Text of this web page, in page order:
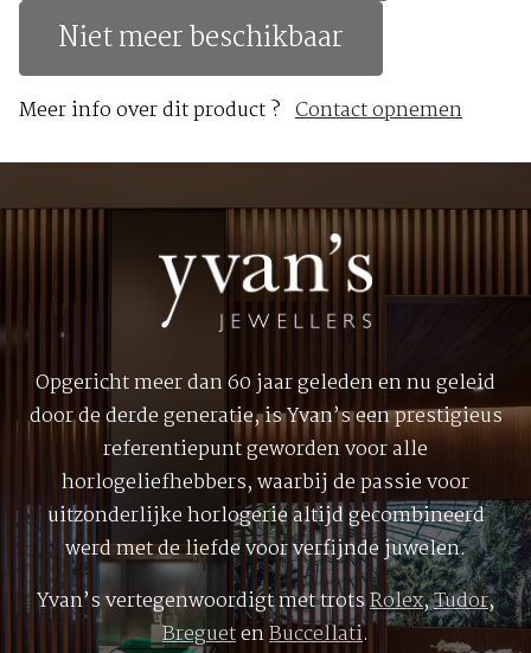
Niet meer beschikbaar
Meer info over dit product ? Contact opnemen
Opgericht meer dan 60 jaar geleden en nu geleid
door de derde generatie, is Yvan’s een prestigieus
referentiepunt geworden voor alle
horlogeliefhebbers, waarbij de passie voor
uitzonderlijke horlogerie altijd gecombineerd
werd met de liefde voor verfijnde juwelen.
Yvan’s vertegenwoordigt met trotsRolex,Tudor,
BreguetenBuccellati.